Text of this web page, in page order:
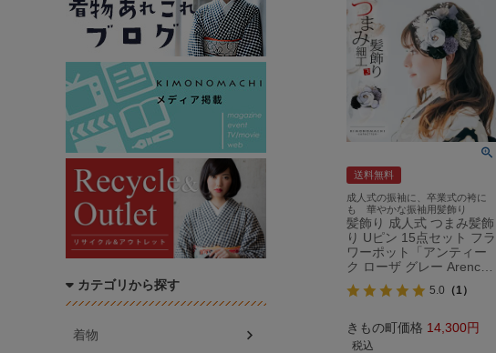
送料無料
成人式の振袖に、卒業式の袴に
も 華やかな振袖用髪飾り
髪飾り 成人式 つまみ髪飾
り Uピン 15点セット フラ
ワーポット「アンティー
ク ローザ グレー Arenc…
5.0 （1）
きもの町価格 14,300
税込
カテゴリから探す
着物